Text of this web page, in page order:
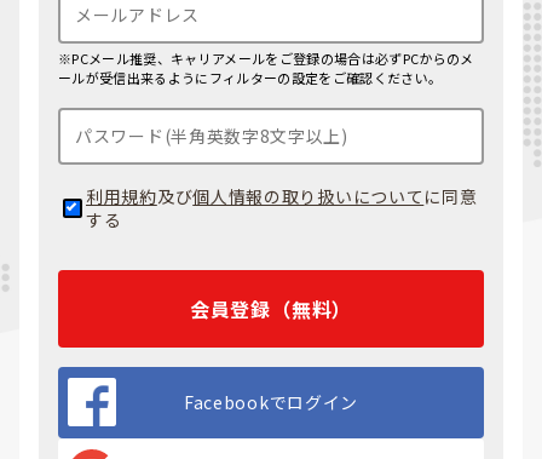
※PCメール推奨、キャリアメールをご登録の場合は必ずPCからのメ
ールが受信出来るようにフィルターの設定をご確認ください。
利用規約及び個人情報の取り扱いについて に同意
する
会員登録（無料）
Facebookでログイン